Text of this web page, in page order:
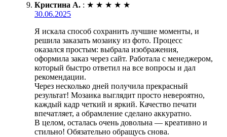
Кристина А. : ★ ★ ★ ★ ★
30.06.2025
Я искала способ сохранить лучшие моменты, и
решила заказать мозаику из фото. Процесс
оказался простым: выбрала изображения,
оформила заказ через сайт. Работала с менеджером,
который быстро ответил на все вопросы и дал
рекомендации.
Через несколько дней получила прекрасный
результат! Мозаика выглядит просто невероятно,
каждый кадр четкий и яркий. Качество печати
впечатляет, а обрамление сделано аккуратно.
В целом, осталась очень довольна — креативно и
стильно! Обязательно обращусь снова.